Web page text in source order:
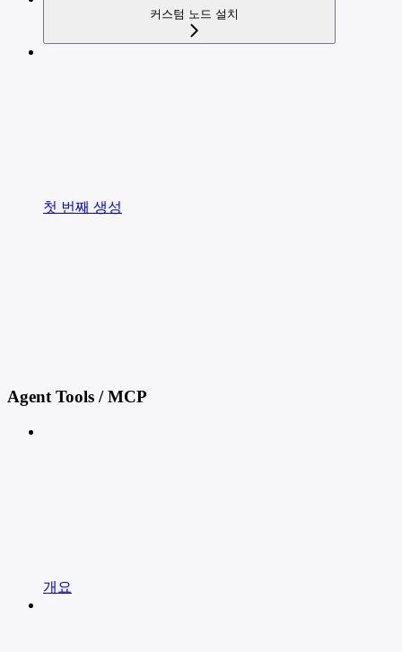
커스텀 노드 설치
첫 번째 생성
Agent Tools / MCP
개요